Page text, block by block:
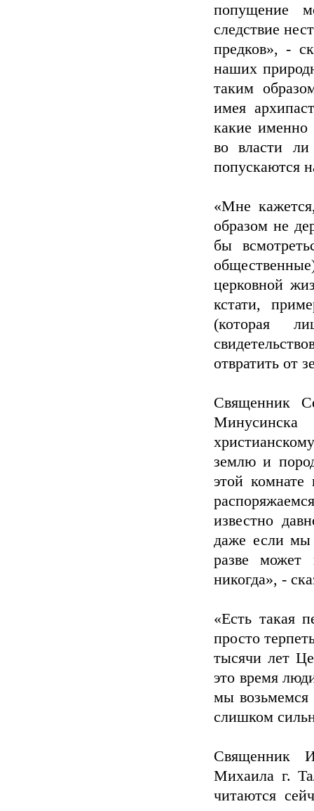
попущение
следствие
предков», -
наших
таким
имея
какие именно
во власти
попускаются
«Мне
образом не
бы
церковной
кстати,
(которая
отвратить от
Священник
землю и
этой
известно
даже если мы
разве может
никогда», -
«Есть такая
просто
тысячи лет
это время
мы возьмемся
слишком
Священник
Михаила г.
читаются